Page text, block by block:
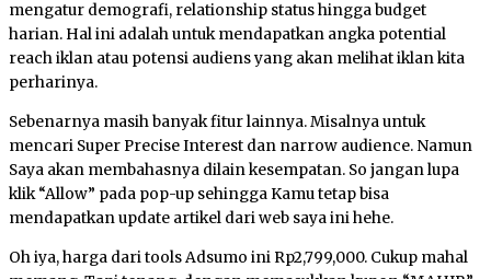
mengatur demografi, relationship status hingga budget
harian. Hal ini adalah untuk mendapatkan angka potential
reach iklan atau potensi audiens yang akan melihat iklan kita
perharinya.
Sebenarnya masih banyak fitur lainnya. Misalnya untuk
mencari Super Precise Interest dan narrow audience. Namun
Saya akan membahasnya dilain kesempatan. So jangan lupa
klik “Allow” pada pop-up sehingga Kamu tetap bisa
mendapatkan update artikel dari web saya ini hehe.
Oh iya, harga dari tools Adsumo ini Rp2,799,000. Cukup mahal